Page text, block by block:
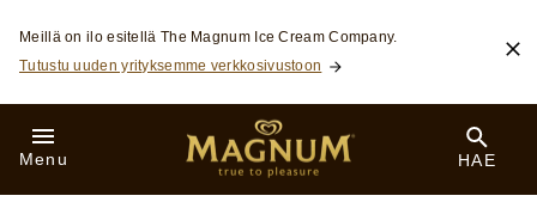
Skip to:
Meillä on ilo esitellä The Magnum Ice Cream Company.
Tutustu uuden yrityksemme verkkosivustoon
Menu HAE